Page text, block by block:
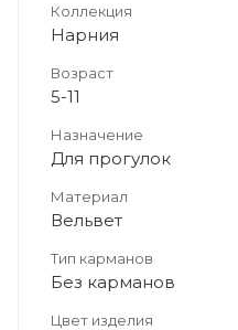
Коллекция
Нарния
Возраст
5-11
Назначение
Для прогулок
Материал
Вельвет
Тип карманов
Без карманов
Цвет изделия